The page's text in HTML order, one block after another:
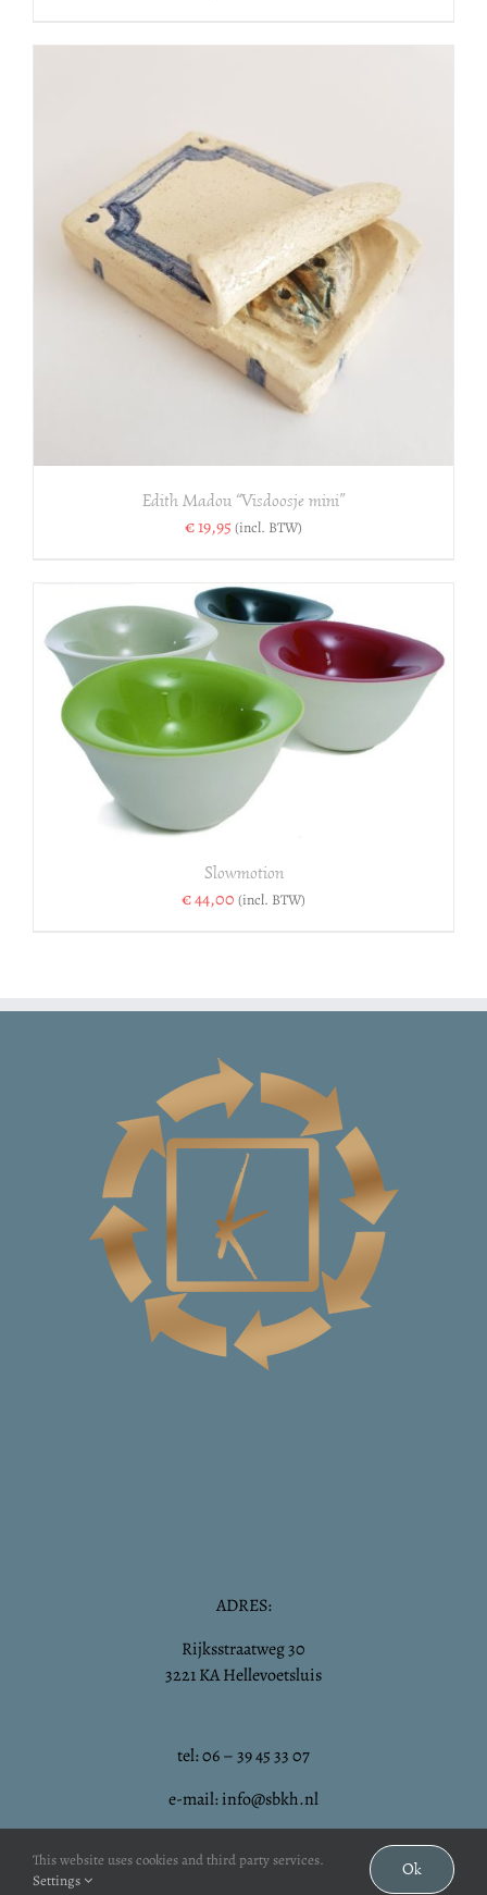
Edith Madou “Visdoosje mini”
€19,95 (incl. BTW)
Slowmotion
€44,00 (incl. BTW)
ADRES:
Rijksstraatweg 30
3221 KA Hellevoetsluis
tel: 06 – 39 45 33 07
e-mail: info@sbkh.nl
This website uses cookies and third party services.
Settings
Ok